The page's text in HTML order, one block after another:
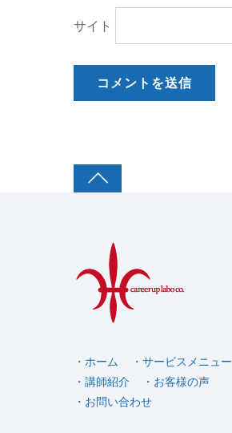
サイト
・ホーム
・サービスメニュー
・講師紹介
・お客様の声
・お問い合わせ